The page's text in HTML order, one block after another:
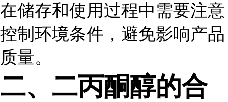
在储存和使用过程中需要注意
控制环境条件，避免影响产品
质量。
二、二丙酮醇的合